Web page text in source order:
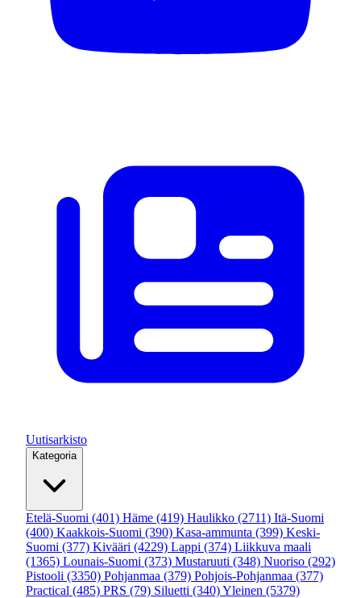
Uutisarkisto
Kategoria
Etelä-Suomi (401) Häme (419) Haulikko (2711) Itä-Suomi
(400) Kaakkois-Suomi (390) Kasa-ammunta (399) Keski-
Suomi (377) Kivääri (4229) Lappi (374) Liikkuva maali
(1365) Lounais-Suomi (373) Mustaruuti (348) Nuoriso (292)
Pistooli (3350) Pohjanmaa (379) Pohjois-Pohjanmaa (377)
Practical (485) PRS (79) Siluetti (340)Yleinen (5379)